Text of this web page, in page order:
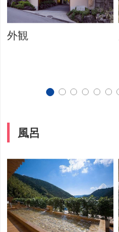
外観
風呂